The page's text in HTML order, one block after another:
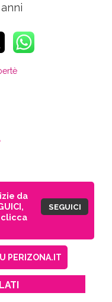
da
clicca
SEGUICI
PERIZONA.IT